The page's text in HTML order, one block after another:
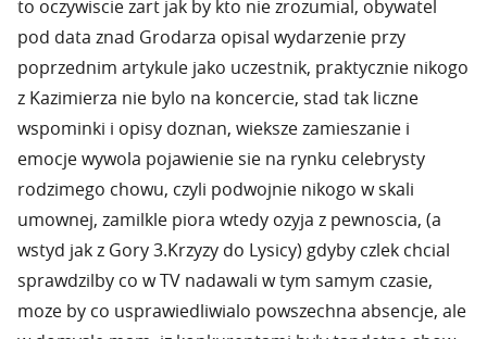
to oczywiscie zart jak by kto nie zrozumial, obywatel
pod data znad Grodarza opisal wydarzenie przy
poprzednim artykule jako uczestnik, praktycznie nikogo
z Kazimierza nie bylo na koncercie, stad tak liczne
wspominki i opisy doznan, wieksze zamieszanie i
emocje wywola pojawienie sie na rynku celebrysty
rodzimego chowu, czyli podwojnie nikogo w skali
umownej, zamilkle piora wtedy ozyja z pewnoscia, (a
wstyd jak z Gory 3.Krzyzy do Lysicy) gdyby czlek chcial
sprawdzilby co w TV nadawali w tym samym czasie,
moze by co usprawiedliwialo powszechna absencje, ale